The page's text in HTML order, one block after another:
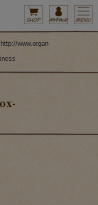
www.organ-